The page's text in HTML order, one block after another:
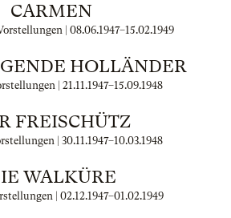
CARMEN
| 08.06.1947–15.02.1949
HOLLÄNDER
| 21.11.1947–15.09.1948
FREISCHÜTZ
| 30.11.1947–10.03.1948
WALKÜRE
| 02.12.1947–01.02.1949